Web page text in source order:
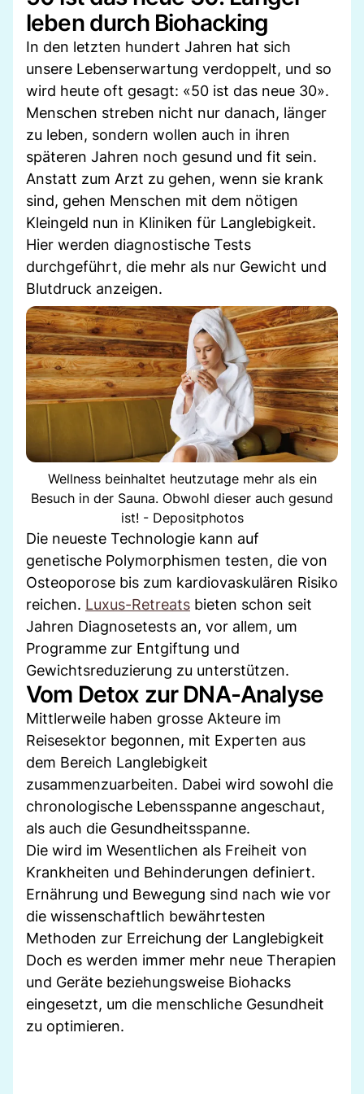
leben durch Biohacking
In den letzten hundert Jahren hat sich
unsere Lebenserwartung verdoppelt, und so
wird heute oft gesagt: «50 ist das neue 30».
Menschen streben nicht nur danach, länger
zu leben, sondern wollen auch in ihren
späteren Jahren noch gesund und fit sein.
Anstatt zum Arzt zu gehen, wenn sie krank
sind, gehen Menschen mit dem nötigen
Kleingeld nun in Kliniken für Langlebigkeit.
Hier werden diagnostische Tests
durchgeführt, die mehr als nur Gewicht und
Blutdruck anzeigen.
Wellness beinhaltet heutzutage mehr als ein
Besuch in der Sauna. Obwohl dieser auch gesund
ist! - Depositphotos
Die neueste Technologie kann auf
genetische Polymorphismen testen, die von
Osteoporose bis zum kardiovaskulären Risiko
reichen. Luxus-Retreats bieten schon seit
Jahren Diagnosetests an, vor allem, um
Programme zur Entgiftung und
Gewichtsreduzierung zu unterstützen.
Vom Detox zur DNA-Analyse
Mittlerweile haben grosse Akteure im
Reisesektor begonnen, mit Experten aus
dem Bereich Langlebigkeit
zusammenzuarbeiten. Dabei wird sowohl die
chronologische Lebensspanne angeschaut,
als auch die Gesundheitsspanne.
Die wird im Wesentlichen als Freiheit von
Krankheiten und Behinderungen definiert.
Ernährung und Bewegung sind nach wie vor
die wissenschaftlich bewährtesten
Methoden zur Erreichung der Langlebigkeit
Doch es werden immer mehr neue Therapien
und Geräte beziehungsweise Biohacks
eingesetzt, um die menschliche Gesundheit
zu optimieren.